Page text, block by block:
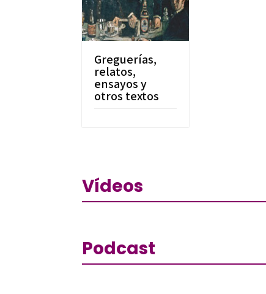
Greguerías,
relatos,
ensayos y
otros textos
Vídeos
Podcast